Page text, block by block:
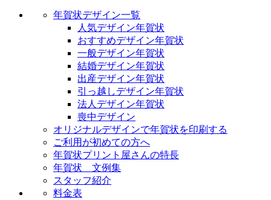
年賀状デザイン一覧
人気デザイン年賀状
おすすめデザイン年賀状
一般デザイン年賀状
結婚デザイン年賀状
出産デザイン年賀状
引っ越しデザイン年賀状
法人デザイン年賀状
喪中デザイン
オリジナルデザインで年賀状を印刷する
ご利用が初めての方へ
年賀状プリント屋さんの特長
年賀状 文例集
スタッフ紹介
料金表